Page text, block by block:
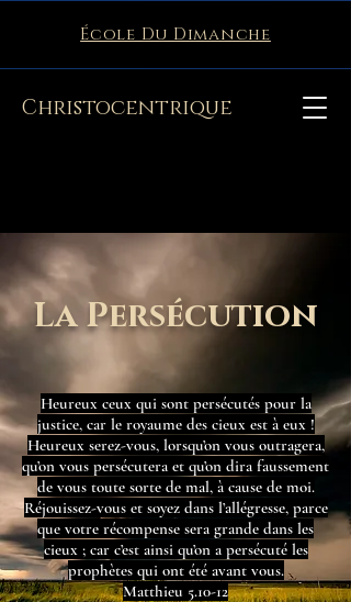
Christocentrique
École Du Dimanche
Heureux ceux qui sont persécutés pour la
justice, car le royaume des cieux est à eux !
Heureux serez-vous, lorsqu’on vous outragera,
qu’on vous persécutera et qu’on dira faussement
de vous toute sorte de mal, à cause de moi.
Réjouissez-vous et soyez dans l’allégresse, parce
que votre récompense sera grande dans les
cieux ; car c’est ainsi qu’on a persécuté les
prophètes qui ont été avant vous.
Matthieu 5.10-12
La Persécution